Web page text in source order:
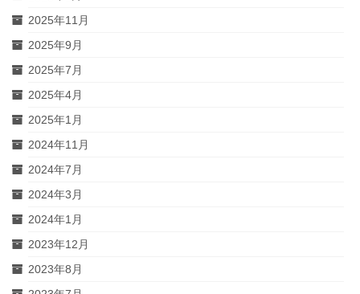
2025年11月
2025年9月
2025年7月
2025年4月
2025年1月
2024年11月
2024年7月
2024年3月
2024年1月
2023年12月
2023年8月